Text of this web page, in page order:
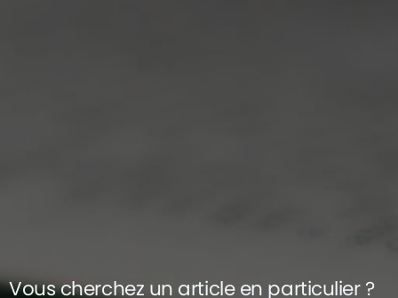
Vous cherchez un article en particulier ?